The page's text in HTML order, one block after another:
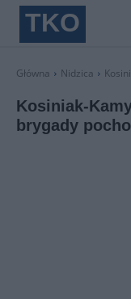
TKO
Główna Nidzica
Kosiniak-
brygady